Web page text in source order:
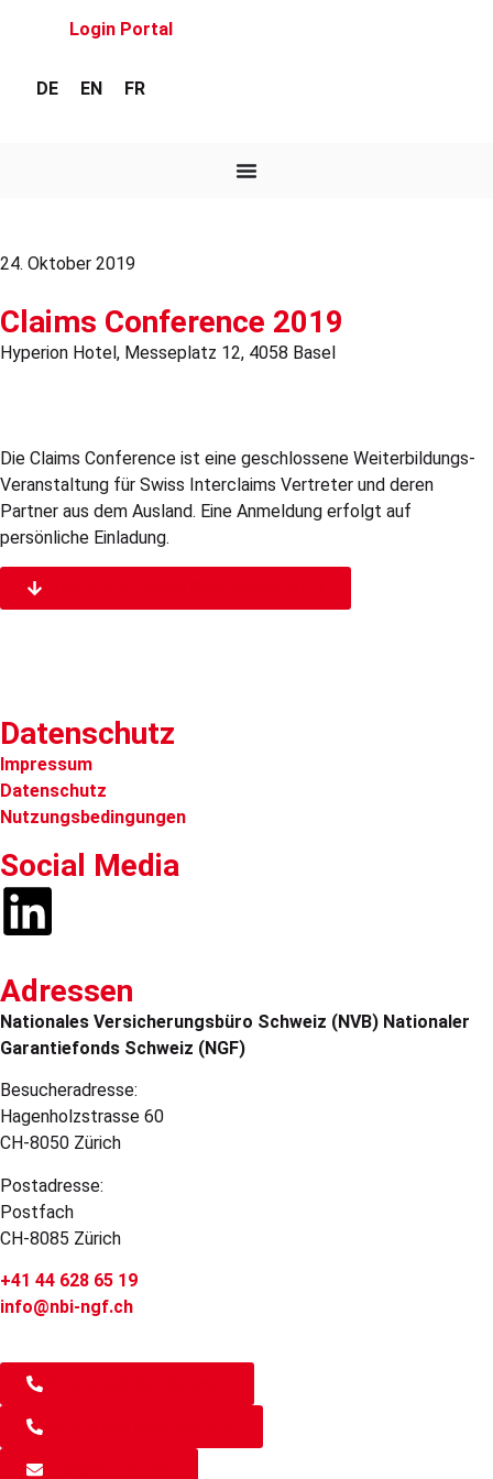
Login Portal
DE EN FR
24. Oktober 2019
Claims Conference 2019
Hyperion Hotel, Messeplatz 12, 4058 Basel
Die Claims Conference ist eine geschlossene Weiterbildungs-
Veranstaltung für Swiss Interclaims Vertreter und deren
Partner aus dem Ausland. Eine Anmeldung erfolgt auf
persönliche Einladung.
Datenschutz
Impressum
Datenschutz
Nutzungsbedingungen
Social Media
Adressen
Nationales Versicherungsbüro Schweiz (NVB) Nationaler
Garantiefonds Schweiz (NGF)
Besucheradresse:
Hagenholzstrasse 60
CH-8050 Zürich
Postadresse:
Postfach
CH-8085 Zürich
+41 44 628 65 19
info@nbi-ngf.ch